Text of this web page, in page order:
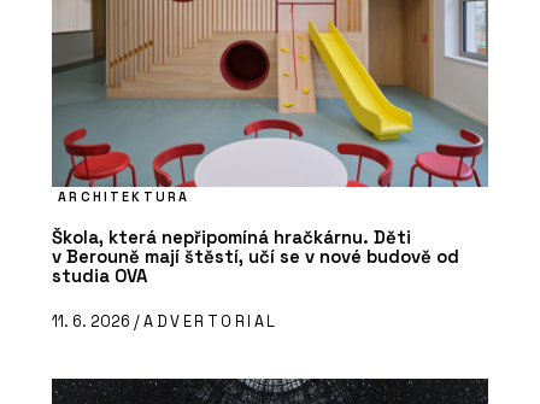
ARCHITEKTURA
Škola, která nepřipomíná hračkárnu. Děti
v Berouně mají štěstí, učí se v nové budově od
studia OVA
11. 6. 2026 /ADVERTORIAL